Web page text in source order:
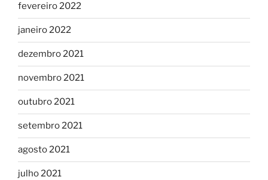
fevereiro 2022
janeiro 2022
dezembro 2021
novembro 2021
outubro 2021
setembro 2021
agosto 2021
julho 2021